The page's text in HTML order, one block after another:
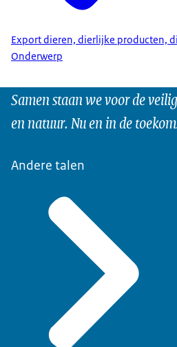
Export dieren, dierlijke producten,
Onderwerp
Samen staan we voor de
en natuur. Nu en in de
Andere talen